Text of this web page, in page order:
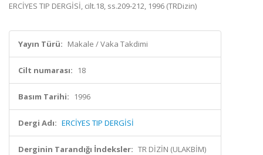
ERCİYES TIP DERGİSİ, cilt.18, ss.209-212, 1996 (TRDizin)
Yayın Türü: Makale / Vaka Takdimi
Cilt numarası: 18
Basım Tarihi: 1996
Dergi Adı: ERCİYES TIP DERGİSİ
Derginin Tarandığı İndeksler: TR DİZİN (ULAKBİM)